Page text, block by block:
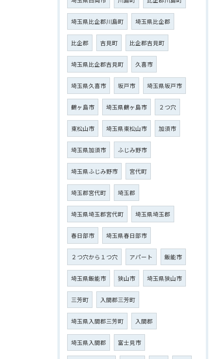
埼玉県比企郡川島町 埼玉県比企郡
比企郡 吉見町 比企郡吉見町
埼玉県比企郡吉見町 久喜市
埼玉県久喜市 坂戸市 埼玉県坂戸市
鶴ヶ島市 埼玉県鶴ヶ島市 ２つ穴
東松山市 埼玉県東松山市 加須市
埼玉県加須市 ふじみ野市
埼玉県ふじみ野市 宮代町
埼玉郡宮代町 埼玉郡
埼玉県埼玉郡宮代町 埼玉県埼玉郡
春日部市 埼玉県春日部市
２つ穴から１つ穴 アパート 飯能市
埼玉県飯能市 狭山市 埼玉県狭山市
三芳町 入間郡三芳町
埼玉県入間郡三芳町 入間郡
埼玉県入間郡 富士見市